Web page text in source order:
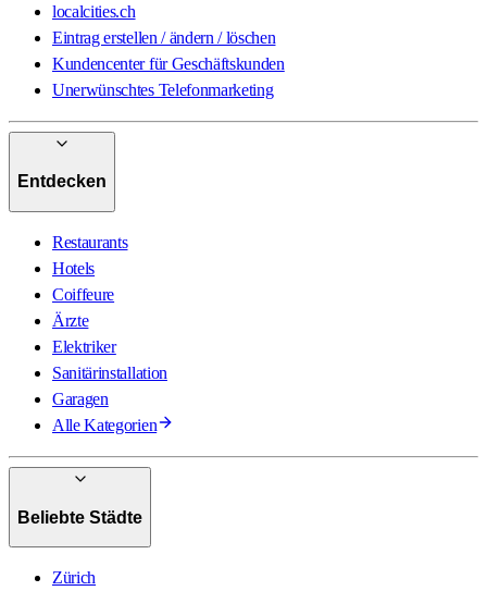
localcities.ch
Eintrag erstellen / ändern / löschen
Kundencenter für Geschäftskunden
Unerwünschtes Telefonmarketing
Entdecken
Restaurants
Hotels
Coiffeure
Ärzte
Elektriker
Sanitärinstallation
Garagen
Alle Kategorien
Beliebte Städte
Zürich